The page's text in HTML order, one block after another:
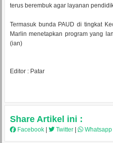
terus berembuk agar layanan
Termasuk bunda PAUD di tingkat
Marlin menetapkan program yang
(ian)
Editor : Patar
Share Artikel ini :
Facebook Twitter Whatsapp